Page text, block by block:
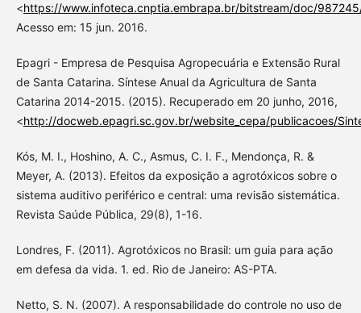
<https://www.infoteca.cnptia.embrapa.br/bitstream/doc/
Acesso em: 15 jun. 2016.
Epagri - Empresa de Pesquisa Agropecuária e Extensão Rural
de Santa Catarina. Síntese Anual da Agricultura de Santa
Catarina 2014-2015. (2015). Recuperado em 20 junho, 2016,
<http://docweb.epagri.sc.gov.br/website_cepa/publicacoes/
Kós, M. I., Hoshino, A. C., Asmus, C. I. F., Mendonça, R. &
Meyer, A. (2013). Efeitos da exposição a agrotóxicos sobre o
sistema auditivo periférico e central: uma revisão sistemática.
Revista Saúde Pública, 29(8), 1-16.
Londres, F. (2011). Agrotóxicos no Brasil: um guia para ação
em defesa da vida. 1. ed. Rio de Janeiro: AS-PTA.
Netto, S. N. (2007). A responsabilidade do controle no uso de